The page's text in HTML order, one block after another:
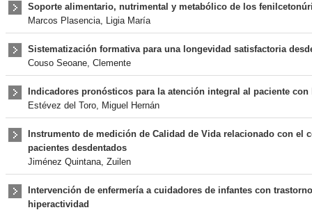
Soporte alimentario, nutrimental y metabólico de los
Marcos Plasencia, Ligia María
Sistematización formativa para una longevidad satisfactoria
Couso Seoane, Clemente
Indicadores pronósticos para la atención integral al paciente
Estévez del Toro, Miguel Hernán
Instrumento de medición de Calidad de Vida relacionado con el
pacientes desdentados
Jiménez Quintana, Zuilen
Intervención de enfermería a cuidadores de infantes con
hiperactividad